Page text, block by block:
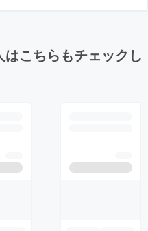
こちらもチェックし